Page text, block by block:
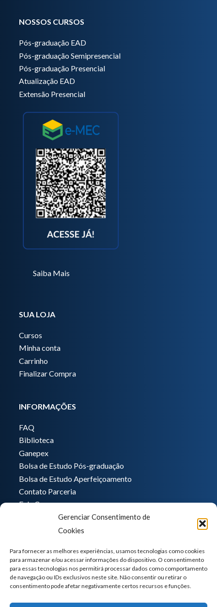
Gerenciar Consentimento de
Cookies
Para fornecer as melhores experiências, usamos tecnologias como cookies
para armazenar e/ou acessar informações do dispositivo. O consentimento
para essas tecnologias nos permitirá processar dados como comportamento
de navegação ou IDs exclusivos neste site. Não consentir ou retirar o
consentimento pode afetar negativamente certos recursos e funções.
NOSSOS CURSOS
Pós-graduação EAD
Pós-graduação Semipresencial
Pós-graduação Presencial
Atualização EAD
Extensão Presencial
Saiba Mais
SUA LOJA
Cursos
Minha conta
Carrinho
Finalizar Compra
INFORMAÇÕES
FAQ
Biblioteca
Ganepex
Bolsa de Estudo Pós-graduação
Bolsa de Estudo Aperfeiçoamento
Contato Parceria
Fale Conosco
informatica@ganeplar.com.br